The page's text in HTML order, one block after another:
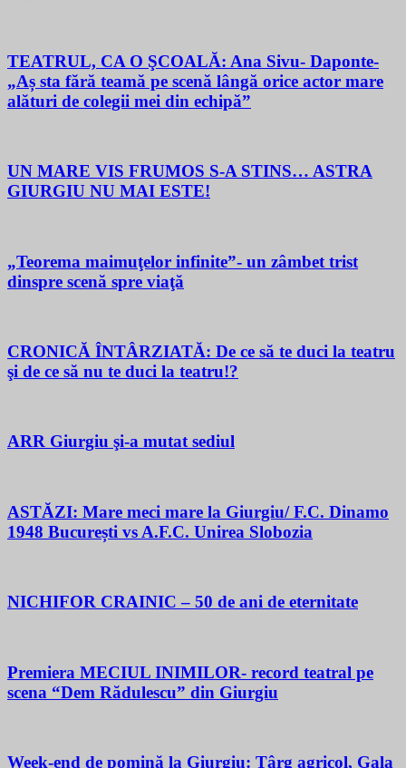
TEATRUL, CA O ŞCOALĂ: Ana Sivu- Daponte-
„Aș sta fără teamă pe scenă lângă orice actor mare
alături de colegii mei din echipă”
UN MARE VIS FRUMOS S-A STINS… ASTRA
GIURGIU NU MAI ESTE!
„Teorema maimuţelor infinite”- un zâmbet trist
dinspre scenă spre viaţă
CRONICĂ ÎNTÂRZIATĂ: De ce să te duci la teatru
şi de ce să nu te duci la teatru!?
ARR Giurgiu şi-a mutat sediul
ASTĂZI: Mare meci mare la Giurgiu/ F.C. Dinamo
1948 București vs A.F.C. Unirea Slobozia
NICHIFOR CRAINIC – 50 de ani de eternitate
Premiera MECIUL INIMILOR- record teatral pe
scena “Dem Rădulescu” din Giurgiu
Week-end de pomină la Giurgiu: Târg agricol, Gala